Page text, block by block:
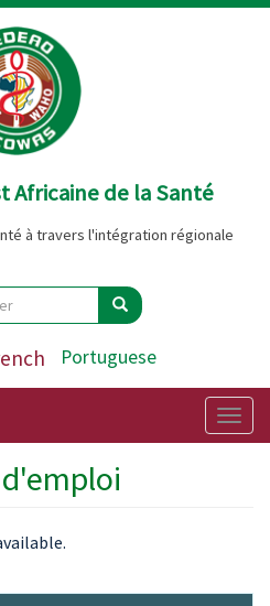
Africaine de la Santé
à travers l'intégration régionale
Rechercher
Portuguese